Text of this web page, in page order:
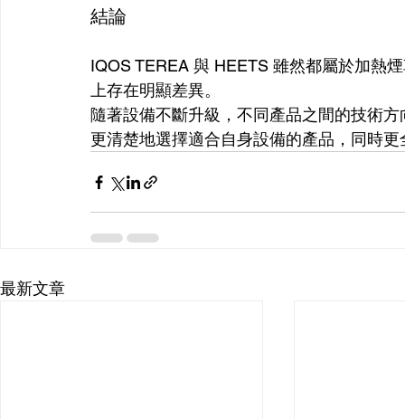
結論
IQOS TEREA 與 HEETS 雖然都屬於加熱
上存在明顯差異。
隨著設備不斷升級，不同產品之間的技術
更清楚地選擇適合自身設備的產品，同時
最新文章